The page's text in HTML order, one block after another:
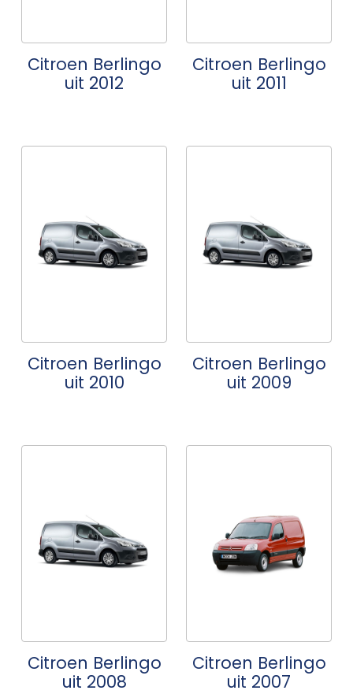
Citroen Berlingo
uit 2012
Citroen Berlingo
uit 2011
Citroen Berlingo
uit 2010
Citroen Berlingo
uit 2009
Citroen Berlingo
uit 2008
Citroen Berlingo
uit 2007